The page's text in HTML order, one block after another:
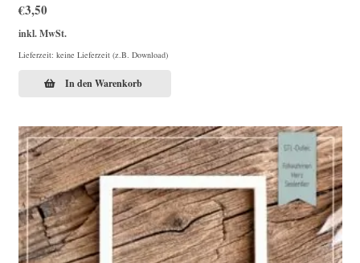
€3,50
inkl. MwSt.
Lieferzeit: keine Lieferzeit (z.B. Download)
In den Warenkorb